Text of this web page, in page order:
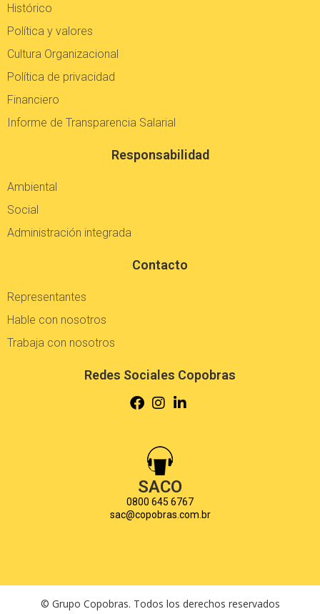
Histórico
Política y valores
Cultura Organizacional
Política de privacidad
Financiero
Informe de Transparencia Salarial
Responsabilidad
Ambiental
Social
Administración integrada
Contacto
Representantes
Hable con nosotros
Trabaja con nosotros
Redes Sociales Copobras
SACO
0800 645 6767
sac@copobras.com.br
© Grupo Copobras. Todos los derechos reservados